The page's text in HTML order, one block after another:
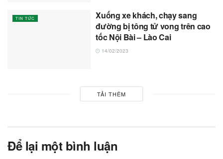
TIN TỨC
Xuống xe khách, chạy sang
đường bị tông tử vong trên cao
tốc Nội Bài – Lào Cai
14/02/2023
TẢI THÊM
Để lại một bình luận